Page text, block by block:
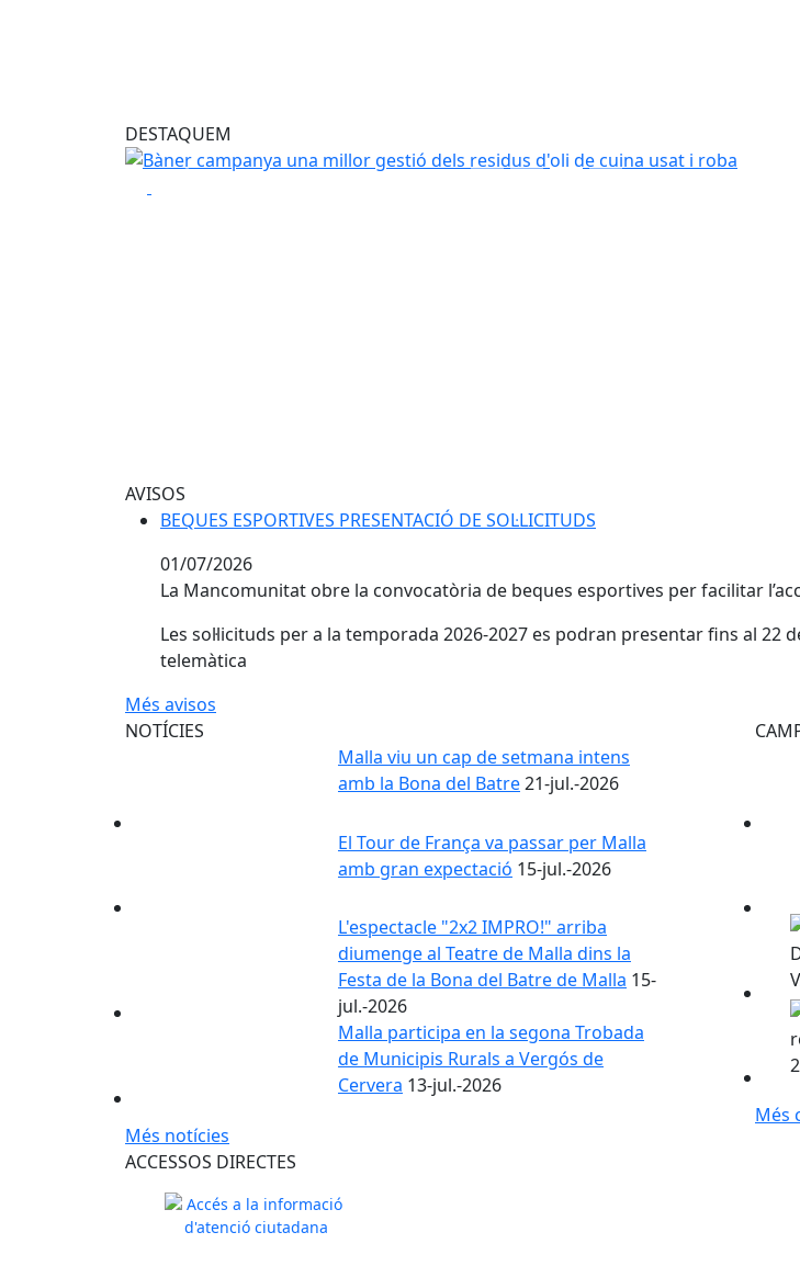
DESTAQUEM
Una millor gestió dels residus d'oli de cuina usat i roba.
AVISOS
BEQUES ESPORTIVES PRESENTACIÓ DE SOL·LICITUDS
BEQUES ESPORTIVES PRESENTACIÓ DE SOL·LICITUDS
01/07/2026
La Mancomunitat obre la convocatòria de beques esportives per facilitar
Les sol·licituds per a la temporada 2026-2027 es podran presentar fins al
telemàtica
Més avisos
NOTÍCIES
Malla viu un cap de setmana intens
amb la Bona del Batre21-jul.-2026
El Tour de França va passar per Malla
amb gran expectació 15-jul.-2026
L'espectacle "2x2 IMPRO!" arriba
diumenge al Teatre de Malla dins la
Festa de la Bona del Batre de Malla 15-
jul.-2026
Malla participa en la segona Trobada
de Municipis Rurals a Vergós de
Cervera 13-jul.-2026
Més notícies
Més
ACCESSOS DIRECTES